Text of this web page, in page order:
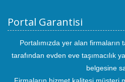
Portal Garantisi
Portalımızda yer alan firmaların
tarafından evden eve taşımacılık
belgesine